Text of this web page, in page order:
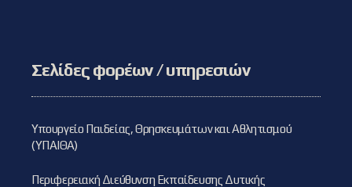
Σελίδες φορέων / υπηρεσιών
Υπουργείο Παιδείας, Θρησκευμάτων και Αθλητισμού
(ΥΠΑΙΘΑ)
Περιφερειακή Διεύθυνση Εκπαίδευσης Δυτικής